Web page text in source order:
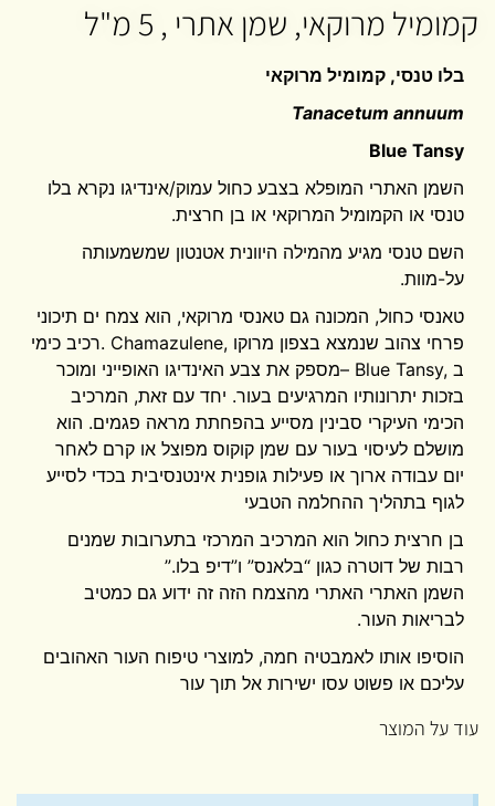
קמומיל מרוקאי, שמן אתרי , 5 מ"ל
בלו טנסי, קמומיל מרוקאי
Tanacetum annuum
Blue Tansy
השמן האתרי המופלא בצבע כחול עמוק/אינדיגו נקרא בלו
טנסי או הקמומיל המרוקאי או בן חרצית.
השם טנסי מגיע מהמילה היוונית אטנטון שמשמעותה
על-מוות.
טאנסי כחול, המכונה גם טאנסי מרוקאי, הוא צמח ים תיכוני
פרחי צהוב שנמצא בצפון מרוקו . Chamazulene,רכיב כימי
ב– Blue Tansy,מספק את צבע האינדיגו האופייני ומוכר
בזכות יתרונותיו המרגיעים בעור. יחד עם זאת, המרכיב
הכימי העיקרי סבינין מסייע בהפחתת מראה פגמים. הוא
מושלם לעיסוי בעור עם שמן קוקוס מפוצל או קרם לאחר
יום עבודה ארוך או פעילות גופנית אינטנסיבית בכדי לסייע
לגוף בתהליך ההחלמה הטבעי
בן חרצית כחול הוא המרכיב המרכזי בתערובות שמנים
רבות של דוטרה כגון “בלאנס” ו”דיפ בלו”.
השמן האתרי האתרי מהצמח הזה זה ידוע גם כמטיב
לבריאות העור.
הוסיפו אותו לאמבטיה חמה, למוצרי טיפוח העור האהובים
עליכם או פשוט עסו ישירות אל תוך עור
עוד על המוצר